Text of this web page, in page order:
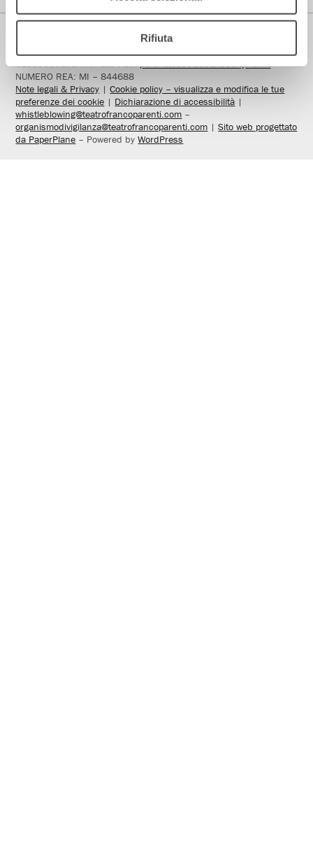
Rifiuta
Teatro Franco Parenti S.r.l. Impresa Sociale – Cod. Fisc/P.IVA
01535330151 Indirizzo PEC:parentiteatro@actaliscertymail.it–
NUMERO REA: MI – 844688
Note legali & Privacy |Cookie policy – visualizza e modifica le tue
preferenze dei cookie | Dichiarazione di accessibilità |
whistleblowing@teatrofrancoparenti.com –
organismodivigilanza@teatrofrancoparenti.com |Sito web progettato
da PaperPlane – Powered byWordPress